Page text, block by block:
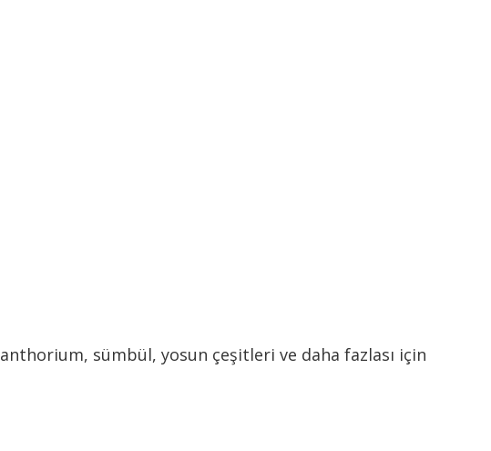
sümbül, yosun çeşitleri ve daha fazlası için